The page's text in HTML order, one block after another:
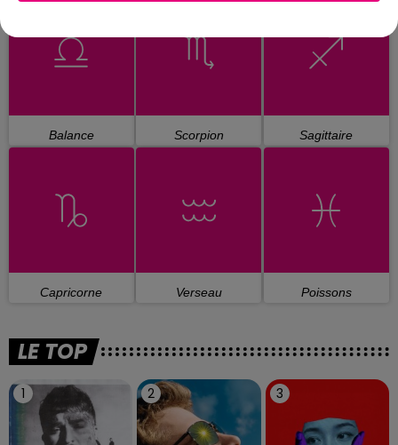
Balance Scorpion Sagittaire
Capricorne Verseau Poissons
LE TOP
1 2 3